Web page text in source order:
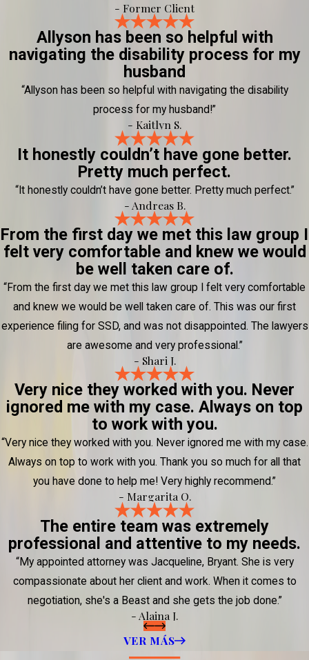
- Former Client
Allyson has been so helpful with
navigating the disability process for my
husband
“Allyson has been so helpful with navigating the disability
process for my husband!”
- Kaitlyn S.
It honestly couldn’t have gone better.
Pretty much perfect.
“It honestly couldn’t have gone better. Pretty much perfect.”
- Andreas B.
From the first day we met this law group I
felt very comfortable and knew we would
be well taken care of.
“From the first day we met this law group I felt very comfortable
and knew we would be well taken care of. This was our first
experience filing for SSD, and was not disappointed. The lawyers
are awesome and very professional.”
- Shari J.
Very nice they worked with you. Never
ignored me with my case. Always on top
to work with you.
“Very nice they worked with you. Never ignored me with my case.
Always on top to work with you. Thank you so much for all that
you have done to help me! Very highly recommend.”
- Margarita O.
The entire team was extremely
professional and attentive to my needs.
“My appointed attorney was Jacqueline, Bryant. She is very
compassionate about her client and work. When it comes to
negotiation, she's a Beast and she gets the job done.”
- Alaina J.
VER MÁS